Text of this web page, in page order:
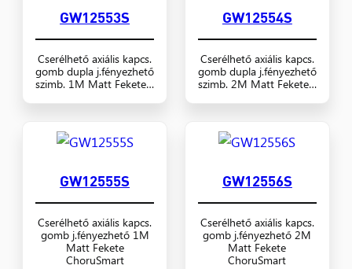
GW12553S
Cserélhető axiális kapcs.
gomb dupla j.fényezhető
szimb. 1M Matt Fekete…
GW12554S
Cserélhető axiális kapcs.
gomb dupla j.fényezhető
szimb. 2M Matt Fekete…
GW12555S
Cserélhető axiális kapcs.
gomb j.fényezhető 1M
Matt Fekete
ChoruSmart
GW12556S
Cserélhető axiális kapcs.
gomb j.fényezhető 2M
Matt Fekete
ChoruSmart